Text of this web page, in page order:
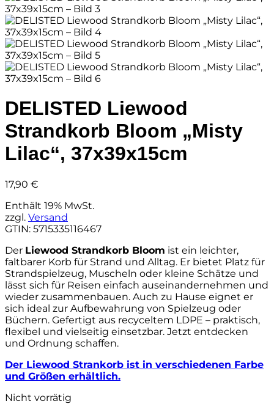
DELISTED Liewood
Strandkorb Bloom „Misty
Lilac“, 37x39x15cm
17,90 €
Enthält 19% MwSt.
zzgl. Versand
GTIN: 5715335116467
Der Liewood Strandkorb Bloom ist ein leichter,
faltbarer Korb für Strand und Alltag. Er bietet Platz für
Strandspielzeug, Muscheln oder kleine Schätze und
lässt sich für Reisen einfach auseinandernehmen und
wieder zusammenbauen. Auch zu Hause eignet er
sich ideal zur Aufbewahrung von Spielzeug oder
Büchern. Gefertigt aus recyceltem LDPE – praktisch,
flexibel und vielseitig einsetzbar. Jetzt entdecken
und Ordnung schaffen.
Der Liewood Strankorb ist in verschiedenen Farbe
und Größen erhältlich.
Nicht vorrätig